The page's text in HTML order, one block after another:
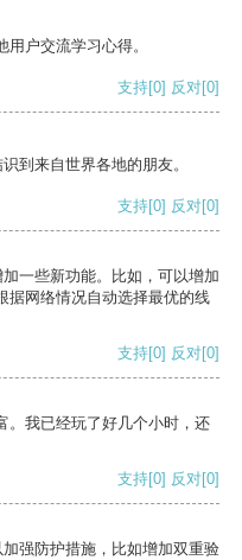
户交流学习心得。
支持[0] 反对[0]
到来自世界各地的朋友。
支持[0] 反对[0]
一些新功能。比如，可以增加
据网络情况自动选择最优的线
支持[0] 反对[0]
。我已经玩了好几个小时，还
支持[0] 反对[0]
强防护措施，比如增加双重验